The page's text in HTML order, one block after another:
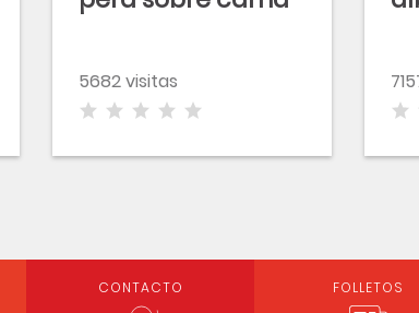
5682 visitas
CONTACTO FOLLETOS